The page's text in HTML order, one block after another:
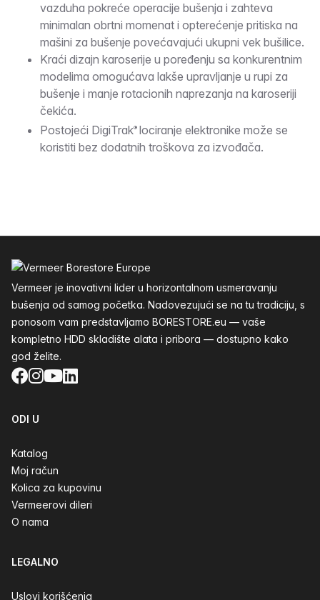
vazduha pokreće operacije bušenja i zahteva
minimalan obrtni momenat i opterećenje pritiska na
mašini za bušenje povećavajući ukupni vek bušilice.
Kraći dizajn karoserije u poređenju sa konkurentnim
modelima omogućava lakše upravljanje u rupi za
bušenje i manje rotacionih naprezanja na karoseriji
čekića.
Postojeći DigiTrak® lociranje elektronike može se
koristiti bez dodatnih troškova za izvođača.
Vermeer je inovativni lider u horizontalnom usmeravanju
bušenja od samog početka. Nadovezujući se na tu tradiciju, s
ponosom vam predstavljamo BORESTORE.eu — vaše
kompletno HDD skladište alata i pribora — dostupno kako
god želite.
Facebook
Instagram
YouTube
LinkedIn
ODI U
Katalog
Moj račun
Kolica za kupovinu
Vermeerovi dileri
O nama
LEGALNO
Uslovi korišćenja